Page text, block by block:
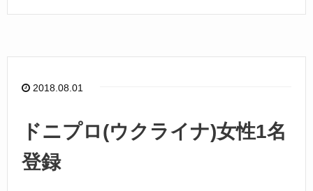
c
b
o
k
e
2018.08.01
ドニプロ(ウクライナ)女性1名
登録